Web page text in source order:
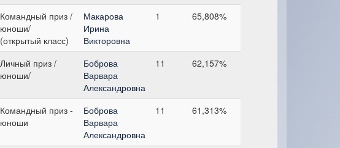
Командный приз /
юноши/
(открытый класс)
Макарова
Ирина
Викторовна
1 65,808%
Личный приз /
юноши/
Боброва
Варвара
Александровна
11 62,157%
Командный приз -
юноши
Боброва
Варвара
Александровна
11 61,313%